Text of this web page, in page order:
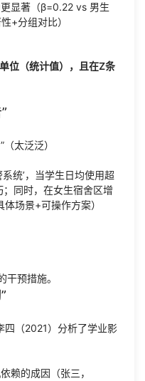
显著（β=0.22 vs 男生
+分组对比）
位（统计值），且在Z条
太泛泛）
统’，当学生日均使用超
同时，在女生宿舍区增
体场景+可操作方案）
干预措施。
四（2021）分析了学业影
赖的成因（张三，